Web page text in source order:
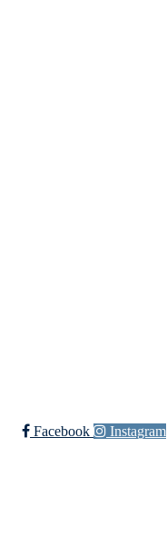
Facebook Instagram